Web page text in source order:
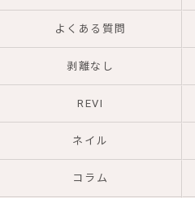
よくある質問
剥離なし
REVI
ネイル
コラム